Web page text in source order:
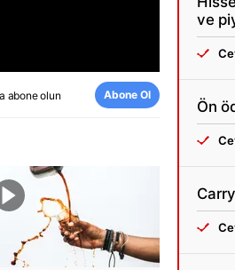
abone olun Abone Ol
ve
Ön